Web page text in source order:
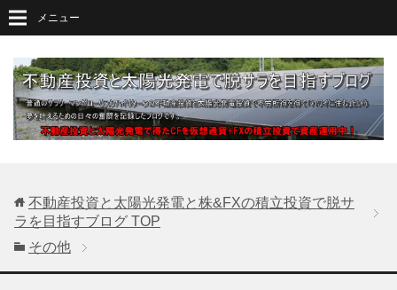
メニュー
不動産投資と太陽光発電と株&FXの積立投資で脱サ
ラを目指すブログ TOP
その他